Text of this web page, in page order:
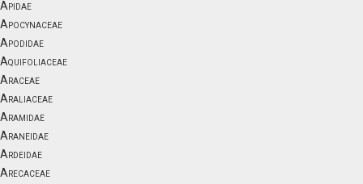
Apidae
Apocynaceae
Apodidae
Aquifoliaceae
Araceae
Araliaceae
Aramidae
Araneidae
Ardeidae
Arecaceae